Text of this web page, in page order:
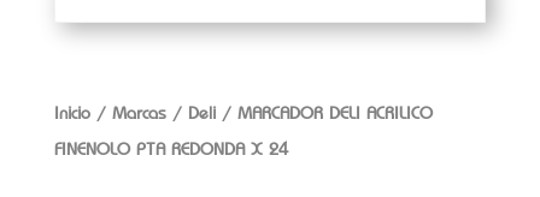
Inicio/ Marcas/ Deli/ MARCADOR DELI ACRILICO
FINENOLO PTA REDONDA X 24